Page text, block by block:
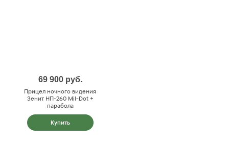
69 900 руб.
Прицел ночного видения
Зенит НП-260 Mil-Dot +
парабола
Купить